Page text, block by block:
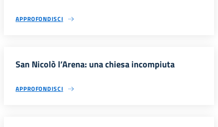
APPROFONDISCI
San Nicolò l’Arena: una chiesa incompiuta
APPROFONDISCI